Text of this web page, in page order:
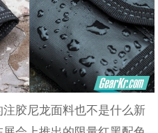
胶尼龙面料也不是什么新